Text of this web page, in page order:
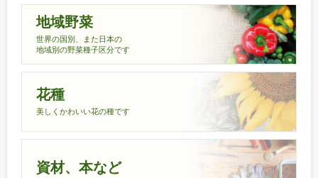
地域野菜
世界の国別、また日本の
地域別の野菜種子区分です
花種
美しくかわいい花の種です
資材、本など